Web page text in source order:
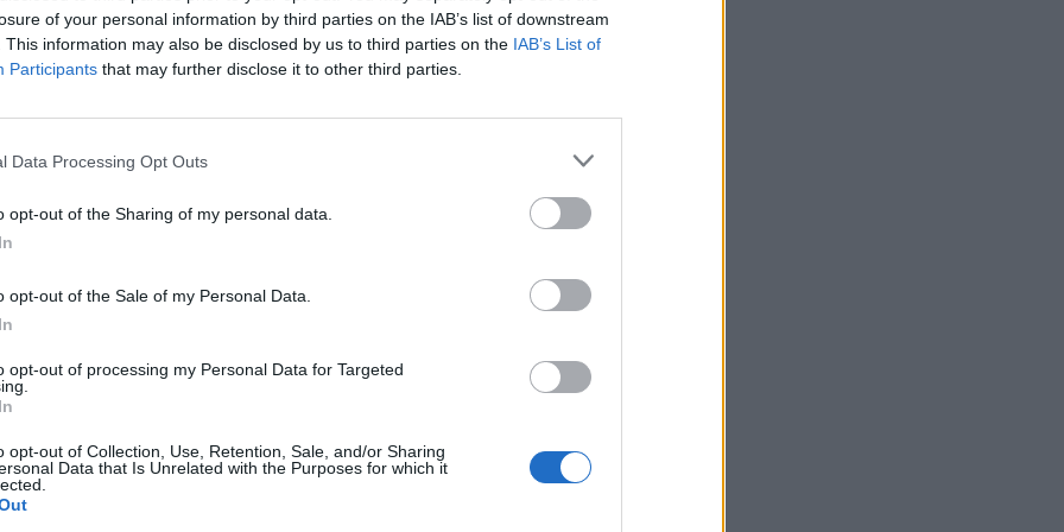
of your personal information by third parties on the IAB’s list of downstream
This information may also be disclosed by us to third parties on the IAB’s List of
Participants that may further disclose it to other third parties.
Data Processing Opt Outs
opt-out of the Sharing of my personal data.
opt-out of the Sale of my Personal Data.
opt-out of processing my Personal Data for Targeted
opt-out of Collection, Use, Retention, Sale, and/or Sharing
Data that Is Unrelated with the Purposes for which it
Economic Forum, ahol a hazai gazdaságpolitika döntéshozói
délután az Európai Központi Bank kamatdöntése is megtörténik.
Megosztás Este sem bírja a forint Az amerikai tőzsdék erősödésével
árfolyamának alakulása Forrás:...
portfolio.hu hírarchívumához tartozik, melynek olvasása előfizetéses
tartalmazza:
cikkarchívum
Előfizetés